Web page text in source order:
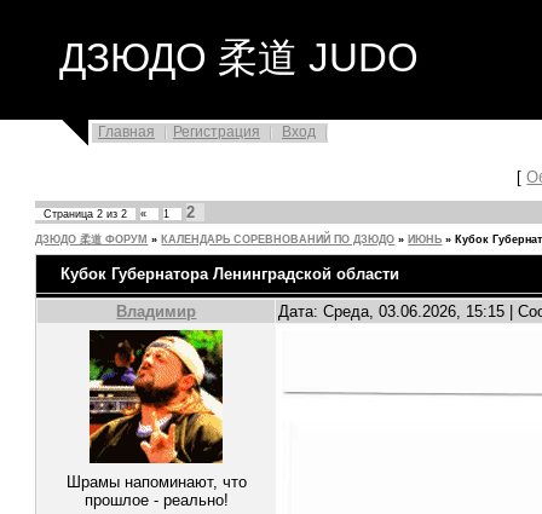
ДЗЮДО 柔道 JUDO
Главная Регистрация Вход
[
Страница2 из2 « 1 2
ДЗЮДО 柔道 ФОРУМ » КАЛЕНДАРЬ СОРЕВНОВАНИЙ ПО ДЗЮДО » ИЮНЬ » Кубок
Кубок Губернатора Ленинградской области
Владимир Дата: Среда, 03.06.2026, 15:15 |
Шрамы напоминают, что
прошлое - реально!